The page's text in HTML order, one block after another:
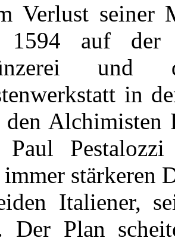
Verlustseiner
1594 auf
der
und
in
den Alchimisten
Paul Pestalozzi
immer stärkeren
Italiener,
DerPlan